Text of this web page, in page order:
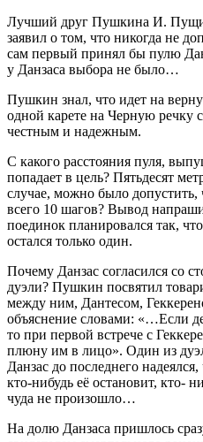
Лучший друг Пушкина И.
заявил о том, что никогда не
сам первый принял бы пулю
у Данзаса выбора не было…
Пушкин знал, что идет на
одной карете на Черную речку
честным и надежным.
С какого расстояния пуля,
попадает в цель? Пятьдесят
случае, можно было допустить,
всего 10 шагов? Вывод
поединок планировался так,
остался только один.
Почему Данзас согласился со
дуэли? Пушкин посвятил
между ним, Дантесом,
объяснение словами: «…Если
то при первой встрече с
плюну им в лицо». Один из
Данзас до последнего
кто-нибудь её остановит, кто-
чуда не произошло…
На долю Данзаса пришлось